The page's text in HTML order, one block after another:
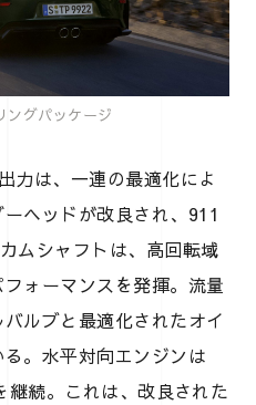
ングパッケージ
力は、一連の最適化によ
ヘッドが改良され、911
ムシャフトは、高回転域
ォーマンスを発揮。流量
ルブと最適化されたオイ
。水平対向エンジンは
続。これは、改良された